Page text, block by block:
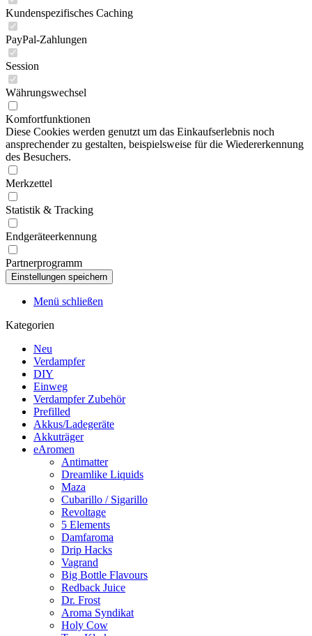
Kundenspezifisches Caching
PayPal-Zahlungen
Session
Währungswechsel
Komfortfunktionen
Diese Cookies werden genutzt um das Einkaufserlebnis noch
ansprechender zu gestalten, beispielsweise für die Wiedererkennung
des Besuchers.
Merkzettel
Statistik & Tracking
Endgeräteerkennung
Partnerprogramm
Menü schließen
Kategorien
Neu
Verdampfer
DIY
Einweg
Verdampfer Zubehör
Prefilled
Akkus/Ladegeräte
Akkuträger
eAromen
Antimatter
Dreamlike Liquids
Maza
Cubarillo / Sigarillo
Revoltage
5 Elements
Damfaroma
Drip Hacks
Vagrand
Big Bottle Flavours
Redback Juice
Dr. Frost
Aroma Syndikat
Holy Cow